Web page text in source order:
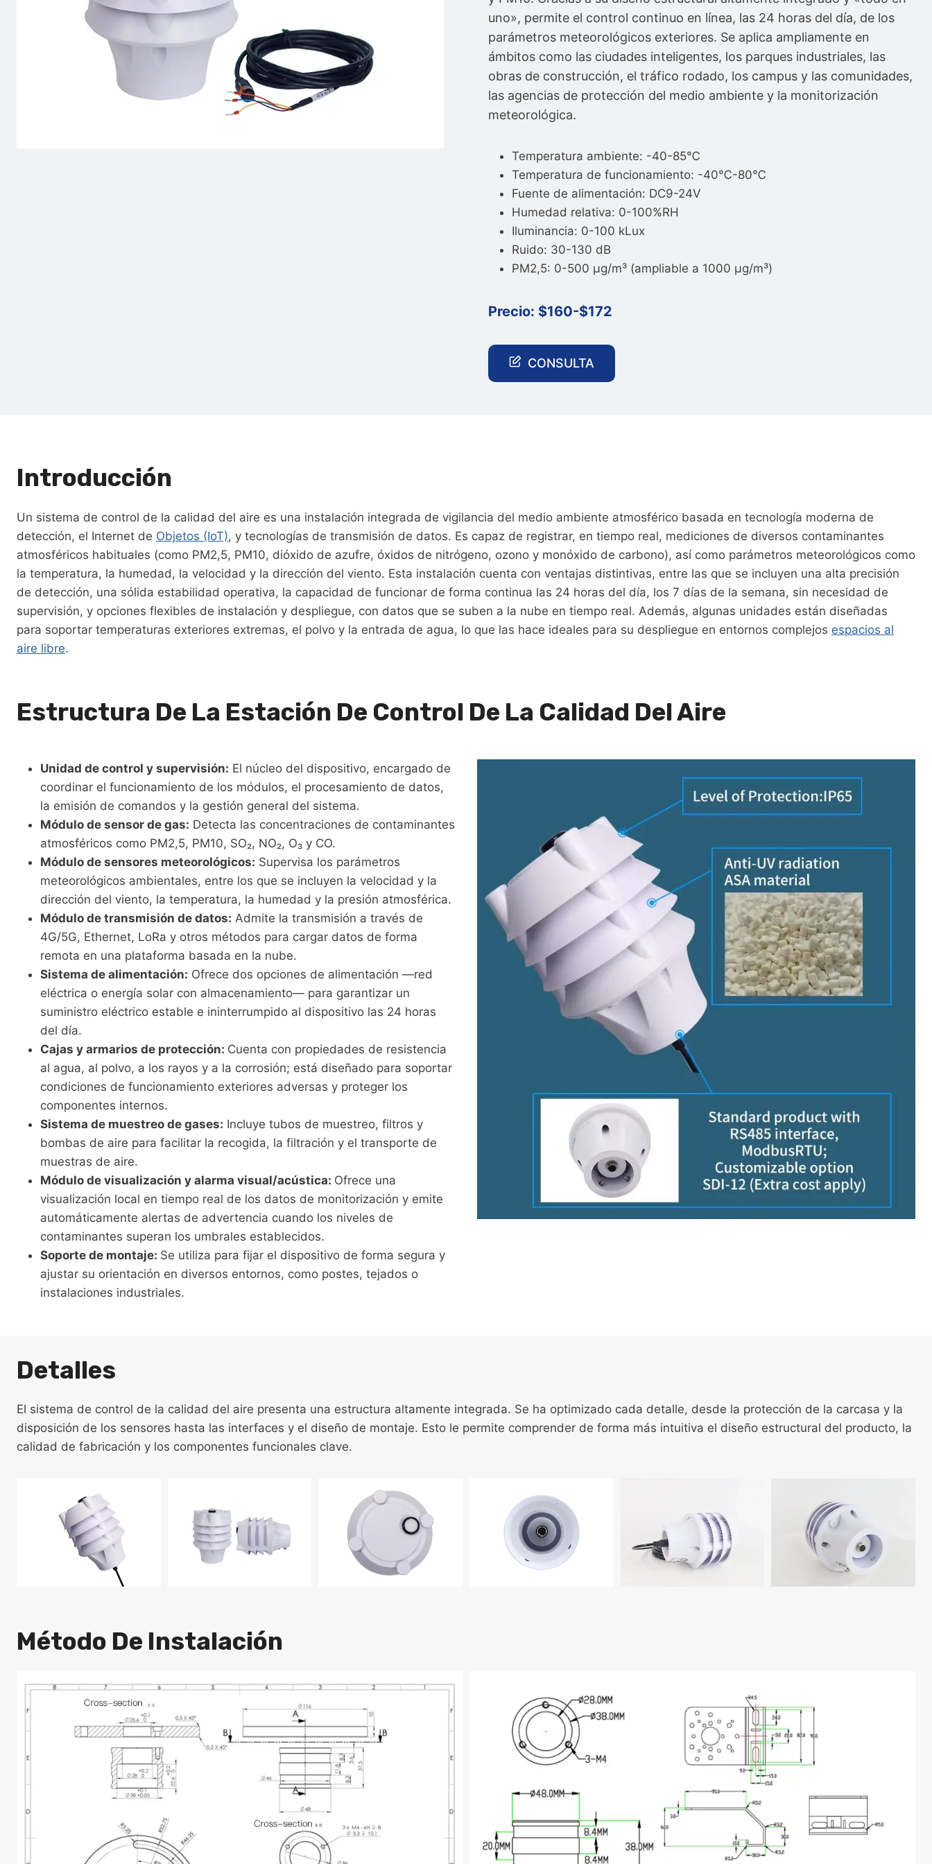
uno», permite el control continuo en línea, las 24 horas del día, de los
parámetros meteorológicos exteriores. Se aplica ampliamente en
ámbitos como las ciudades inteligentes, los parques industriales, las
obras de construcción, el tráfico rodado, los campus y las comunidades,
las agencias de protección del medio ambiente y la monitorización
meteorológica.
Temperatura ambiente: -40-85℃
Temperatura de funcionamiento: -40℃-80℃
Fuente de alimentación: DC9-24V
Humedad relativa: 0-100%RH
Iluminancia: 0-100 kLux
Ruido: 30-130 dB
PM2,5: 0-500 µg/m³ (ampliable a 1000 µg/m³)
Precio: $160-$172
CONSULTA
Introducción
Un sistema de control de la calidad del aire es una instalación integrada de vigilancia del medio ambiente atmosférico basada en tecnología moderna de
detección, el Internet de Objetos (IoT), y tecnologías de transmisión de datos. Es capaz de registrar, en tiempo real, mediciones de diversos contaminantes
atmosféricos habituales (como PM2,5, PM10, dióxido de azufre, óxidos de nitrógeno, ozono y monóxido de carbono), así como parámetros meteorológicos como
la temperatura, la humedad, la velocidad y la dirección del viento. Esta instalación cuenta con ventajas distintivas, entre las que se incluyen una alta precisión
de detección, una sólida estabilidad operativa, la capacidad de funcionar de forma continua las 24 horas del día, los 7 días de la semana, sin necesidad de
supervisión, y opciones flexibles de instalación y despliegue, con datos que se suben a la nube en tiempo real. Además, algunas unidades están diseñadas
para soportar temperaturas exteriores extremas, el polvo y la entrada de agua, lo que las hace ideales para su despliegue en entornos complejos espacios al
aire libre.
Estructura De La Estación De Control De La Calidad Del Aire
Unidad de control y supervisión: El núcleo del dispositivo, encargado de
coordinar el funcionamiento de los módulos, el procesamiento de datos,
la emisión de comandos y la gestión general del sistema.
Módulo de sensor de gas: Detecta las concentraciones de contaminantes
atmosféricos como PM2,5, PM10, SO₂, NO₂, O₃ y CO.
Módulo de sensores meteorológicos: Supervisa los parámetros
meteorológicos ambientales, entre los que se incluyen la velocidad y la
dirección del viento, la temperatura, la humedad y la presión atmosférica.
Módulo de transmisión de datos: Admite la transmisión a través de
4G/5G, Ethernet, LoRa y otros métodos para cargar datos de forma
remota en una plataforma basada en la nube.
Sistema de alimentación: Ofrece dos opciones de alimentación —red
eléctrica o energía solar con almacenamiento— para garantizar un
suministro eléctrico estable e ininterrumpido al dispositivo las 24 horas
del día.
Cajas y armarios de protección: Cuenta con propiedades de resistencia
al agua, al polvo, a los rayos y a la corrosión; está diseñado para soportar
condiciones de funcionamiento exteriores adversas y proteger los
componentes internos.
Sistema de muestreo de gases: Incluye tubos de muestreo, filtros y
bombas de aire para facilitar la recogida, la filtración y el transporte de
muestras de aire.
Módulo de visualización y alarma visual/acústica: Ofrece una
visualización local en tiempo real de los datos de monitorización y emite
automáticamente alertas de advertencia cuando los niveles de
contaminantes superan los umbrales establecidos.
Soporte de montaje: Se utiliza para fijar el dispositivo de forma segura y
ajustar su orientación en diversos entornos, como postes, tejados o
instalaciones industriales.
Detalles
El sistema de control de la calidad del aire presenta una estructura altamente integrada. Se ha optimizado cada detalle, desde la protección de la carcasa y la
disposición de los sensores hasta las interfaces y el diseño de montaje. Esto le permite comprender de forma más intuitiva el diseño estructural del producto, la
calidad de fabricación y los componentes funcionales clave.
Método De Instalación